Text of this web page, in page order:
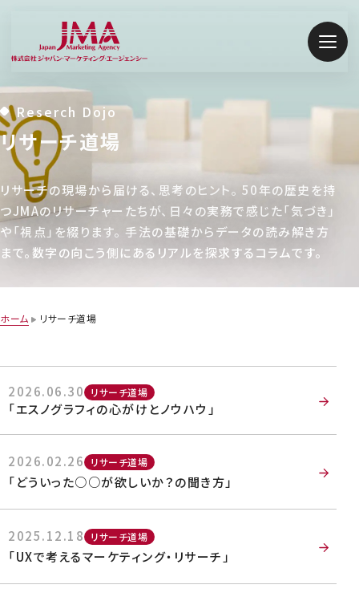
私たちについて
選ばれる理由
マーケティング課題から探す
リサーチ手法から探す
企業情報
メニ
Reserch Dojo
リサーチ道場
リサーチの現場から届ける、思考のヒント。 50年の歴史を持
つJMAのリサーチャーたちが、日々の実務で感じた「気づき」
や「視点」を綴ります。 手法の基礎からデータの読み解き方
まで。数字の向こう側にあるリアルを探求するコラムです。
ホーム リサーチ道場
2026.06.30 リサーチ道場
「エスノグラフィの心がけとノウハウ」
2026.02.26 リサーチ道場
「どういった○○が欲しいか？の聞き方」
2025.12.18 リサーチ道場
「UXで考えるマーケティング・リサーチ」